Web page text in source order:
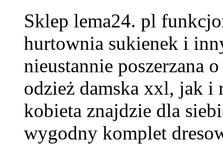
Sklep lema24. pl
hurtownia sukienek i
nieustannie poszerzana
odzież damska xxl, jak i
kobieta znajdzie dla
wygodny komplet